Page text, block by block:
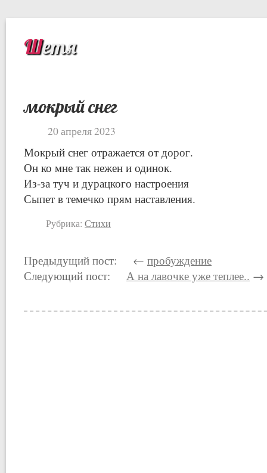
Шетя
мокрый снег
20 апреля 2023
Мокрый снег отражается от дорог.
Он ко мне так нежен и одинок.
Из-за туч и дурацкого настроения
Сыпет в темечко прям наставления.
Рубрика: Стихи
Предыдущий пост: ← пробуждение
Следующий пост: А на лавочке уже теплее.. →